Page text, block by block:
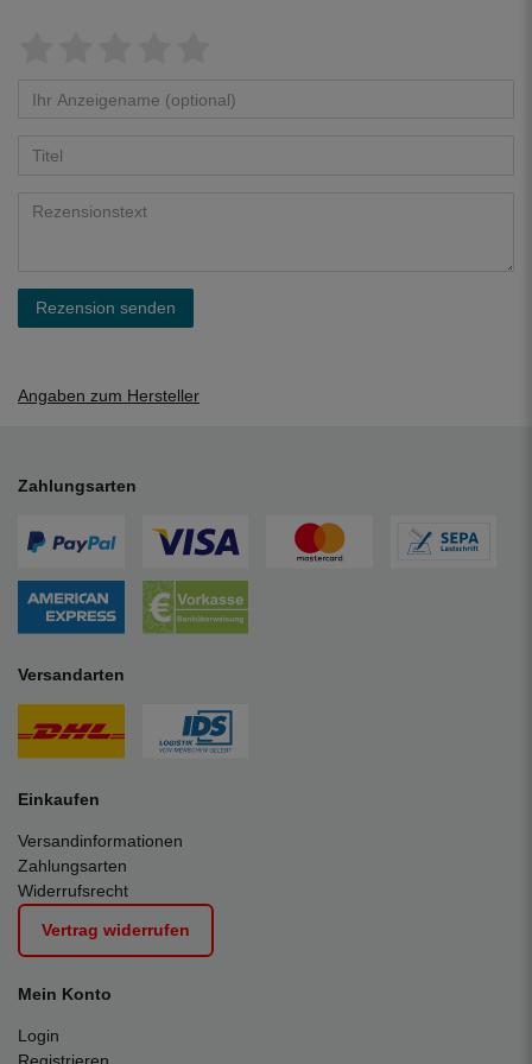
Rezension senden
Angaben zum Hersteller
Zahlungsarten
Versandarten
Einkaufen
Versandinformationen
Zahlungsarten
Widerrufsrecht
Vertrag widerrufen
Mein Konto
Login
Registrieren